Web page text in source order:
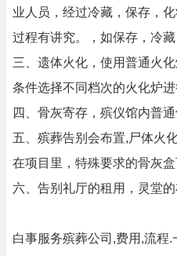
业人员，经过冷藏，保存，
过程有讲究。，如保存，冷
三、遗体火化，使用普通火
条件选择不同档次的火化炉
四、骨灰寄存，殡仪馆内普
五、殡葬告别会布置,尸体火
在项目里，特殊要求的骨灰
六、告别礼厅的租用，灵堂的
白事服务殡葬公司,费用,流程